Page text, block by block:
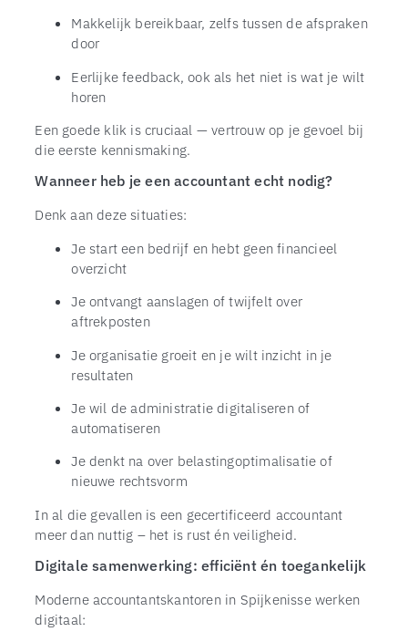
Makkelijk bereikbaar, zelfs tussen de afspraken
door
Eerlijke feedback, ook als het niet is wat je wilt
horen
Een goede klik is cruciaal — vertrouw op je gevoel bij
die eerste kennismaking.
Wanneer heb je een accountant echt nodig?
Denk aan deze situaties:
Je start een bedrijf en hebt geen financieel
overzicht
Je ontvangt aanslagen of twijfelt over
aftrekposten
Je organisatie groeit en je wilt inzicht in je
resultaten
Je wil de administratie digitaliseren of
automatiseren
Je denkt na over belastingoptimalisatie of
nieuwe rechtsvorm
In al die gevallen is een gecertificeerd accountant
meer dan nuttig – het is rust én veiligheid.
Digitale samenwerking: efficiënt én toegankelijk
Moderne accountantskantoren in Spijkenisse werken
digitaal: